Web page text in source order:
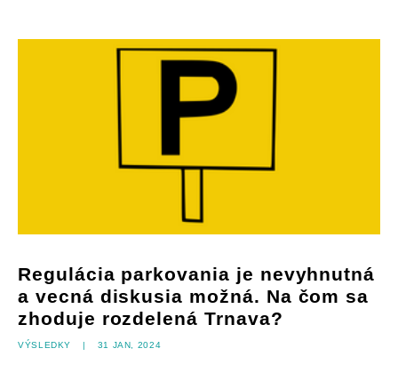
Regulácia parkovania je nevyhnutná
a vecná diskusia možná. Na čom sa
zhoduje rozdelená Trnava?
Výsledky | 31 jan, 2024